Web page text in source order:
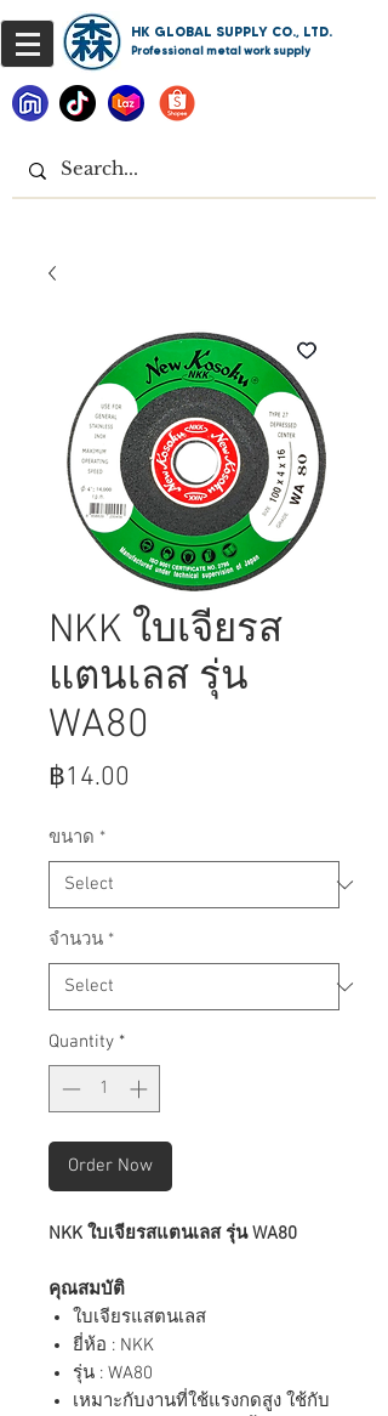
HK GLOBAL SUPPLY CO., LTD.
Professional metal work supply
NKK ใบเจียรส
แตนเลส รุ่น
WA80
฿14.00
ขนาด *
จำนวน *
Quantity *
Order Now
NKK ใบเจียรสแตนเลส รุ่น WA80
คุณสมบัติ
ใบเจียรแสตนเลส
ยี่ห้อ : NKK
รุ่น : WA80
เหมาะกับงานที่ใช้แรงกดสูง ใช้กับ